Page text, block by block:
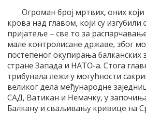
Огроман број мртвих, оних који
крова над главом, који су изгубили
пријатеље – све то за распарчавање
мале контролисане државе, због
постепеног окупирања балканских
стране Запада и НАТО-а. Стога
трибунала лежи у могућности
великог дела међународне
САД, Ватикан и Немачку, у
Балкану и сваљивању кривице на